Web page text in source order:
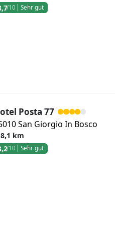
/10 Sehr gut
Posta 77
San Giorgio In Bosco
8,1 km
/10 Sehr gut